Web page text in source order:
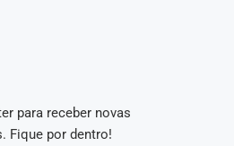
para receber novas
Fique por dentro!